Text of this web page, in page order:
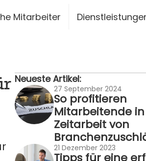
Mitarbeiter
Neueste Artikel:
27 September 2024
So profitieren
Mitarbeitende
Zeitarbeit von
21 Dezember 2023
Tipps für eine